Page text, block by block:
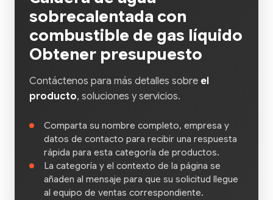
sobrecalentada con
combustible de gas líquido
Obtener presupuesto
Contáctenos para más detalles sobre el
producto, soluciones y servicios.
Comparta su nombre completo, empresa y
datos de contacto para recibir una respuesta
rápida para esta categoría de productos.
La categoría y el contexto de la página se
añaden al mensaje para que su solicitud llegue
al equipo de ventas correspondiente.